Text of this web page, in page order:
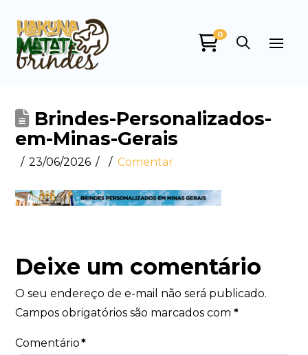
0
Brindes-Personalizados-
em-Minas-Gerais
23/06/2026 Comentar
Deixe um comentário
O seu endereço de e-mail não será publicado.
Campos obrigatórios são marcados com*
Comentário*